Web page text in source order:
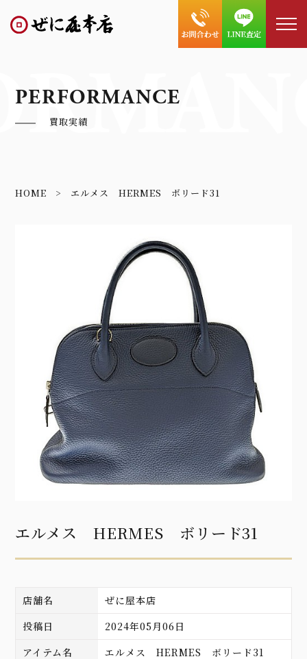
PERFORMANCE
買取実績
HOME エルメス HERMES ボリード31
エルメス HERMES ボリード31
店舗名
ぜに屋本店
投稿日
2024年05月06日
アイテム名
エルメス HERMES ボリード31